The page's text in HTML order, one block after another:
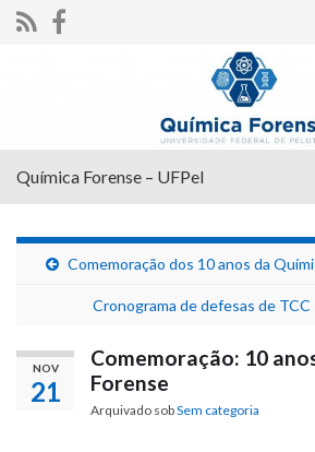
Química Forense – UFPel
Comemoração dos 10 anos da
Cronograma de defesas de TCC
NOV
21
Comemoração: 10
Forense
Arquivado sobSem categoria